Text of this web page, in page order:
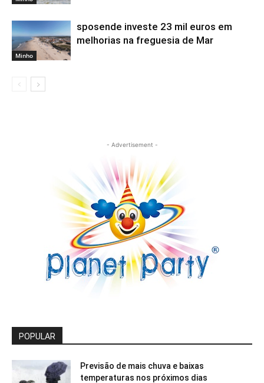
Minho
sposende investe 23 mil euros em
melhorias na freguesia de Mar
- Advertisement -
POPULAR
Previsão de mais chuva e baixas
temperaturas nos próximos dias